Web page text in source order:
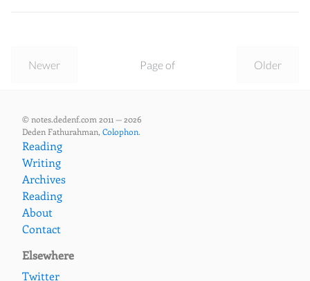
Newer Older
Page of
© notes.dedenf.com 2011 — 2026
Deden Fathurahman, Colophon.
Reading
Writing
Archives
Reading
About
Contact
Elsewhere
Twitter